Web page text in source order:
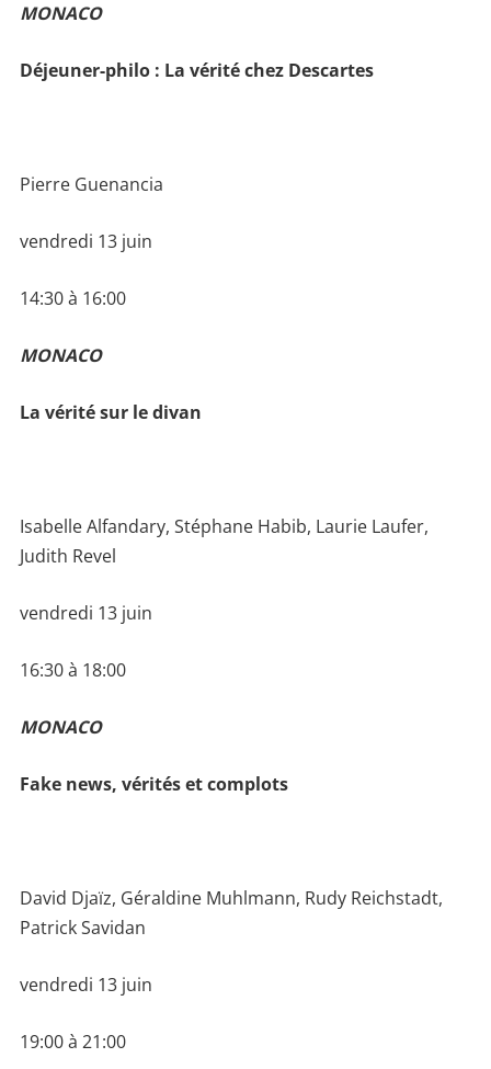
MONACO
Déjeuner-philo : La vérité chez Descartes
Pierre Guenancia
vendredi 13 juin
14:30 à 16:00
MONACO
La vérité sur le divan
Isabelle Alfandary, Stéphane Habib, Laurie Laufer,
Judith Revel
vendredi 13 juin
16:30 à 18:00
MONACO
Fake news, vérités et complots
David Djaïz, Géraldine Muhlmann, Rudy Reichstadt,
Patrick Savidan
vendredi 13 juin
19:00 à 21:00